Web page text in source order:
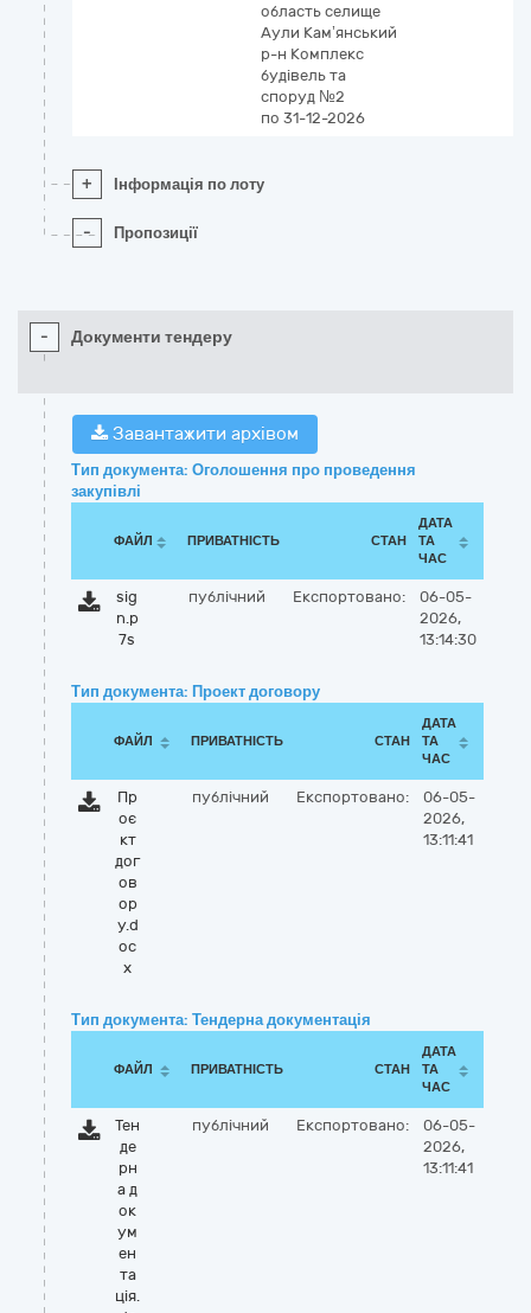
область селище
Аули Кам’янський
р-н Комплекс
будівель та
споруд №2
по 31-12-2026
+ Інформація по лоту
- Пропозиції
- Документи тендеру
Завантажити архівом
Тип документа: Оголошення про проведення
закупівлі
ФАЙЛ ПРИВАТНІСТЬ СТАН
ДАТА
ТА
ЧАС
sig
n.p
7s
публічний Експортовано:
06-05-
2026,
13:14:30
Тип документа: Проект договору
ФАЙЛ ПРИВАТНІСТЬ СТАН
ДАТА
ТА
ЧАС
Пр
оє
кт
дог
ов
ор
у.d
oc
x
публічний Експортовано:
06-05-
2026,
13:11:41
Тип документа: Тендерна документація
ФАЙЛ ПРИВАТНІСТЬ СТАН
ДАТА
ТА
ЧАС
Тен
де
рн
а д
ок
ум
ен
та
ція.
публічний Експортовано:
06-05-
2026,
13:11:41